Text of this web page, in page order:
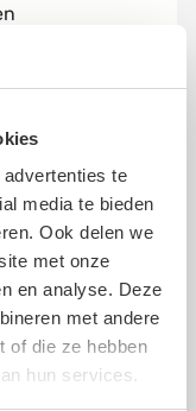
te
media te bieden
Ook delen we
met onze
en analyse. Deze
met andere
of die ze hebben
hun services.
weet
en de
de
Kind